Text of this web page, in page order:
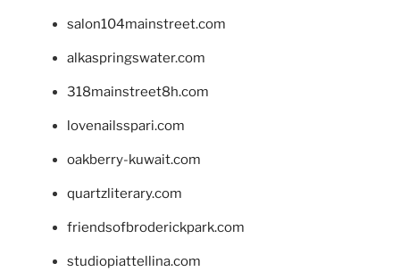
salon104mainstreet.com
alkaspringswater.com
318mainstreet8h.com
lovenailsspari.com
oakberry-kuwait.com
quartzliterary.com
friendsofbroderickpark.com
studiopiattellina.com